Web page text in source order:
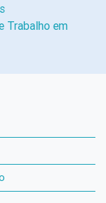
Trabalho em